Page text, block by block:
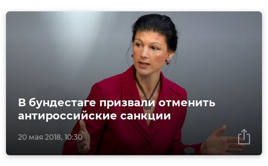
20 мая 2018, 10:30
В бундестаге призвали отменить
антироссийские санкции